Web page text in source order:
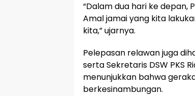
“Dalam dua hari ke depan,
Amal jamai yang kita
kita,” ujarnya.
Pelepasan relawan juga
serta Sekretaris DSW PKS
menunjukkan bahwa
berkesinambungan.